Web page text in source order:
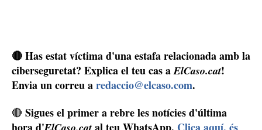
🔴 Has estat víctima d'una estafa relacionada amb la
ciberseguretat? Explica el teu cas aElCaso.cat!
Envia un correu aredaccio@elcaso.com.
🔴 Sigues el primer a rebre les notícies d'última